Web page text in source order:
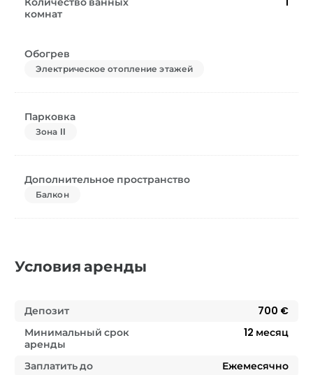
комнат
Обогрев
Электрическое отопление этажей
Парковка
Зона II
Дополнительное пространство
Балкон
Условия аренды
Депозит
700 €
Минимальный срок
аренды
12 месяц
Заплатить до
Ежемесячно